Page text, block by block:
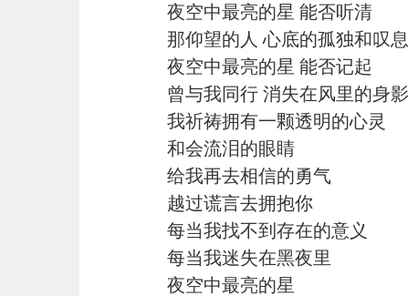
夜空中最亮的星 能否听清
那仰望的人 心底的孤独和叹息
夜空中最亮的星 能否记起
曾与我同行 消失在风里的身影
我祈祷拥有一颗透明的心灵
和会流泪的眼睛
给我再去相信的勇气
越过谎言去拥抱你
每当我找不到存在的意义
每当我迷失在黑夜里
夜空中最亮的星